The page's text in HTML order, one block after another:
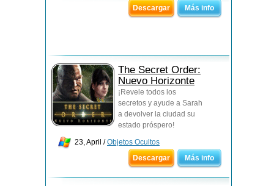
Descargar
Más info
The Secret Order:
Nuevo Horizonte
¡Revele todos los
secretos y ayude a Sarah
a devolver la ciudad su
estado próspero!
23, April /Objetos Ocultos
Descargar
Más info